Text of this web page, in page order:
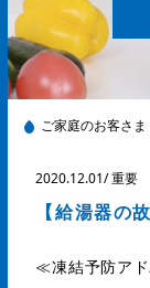
ご家庭のお客さま
2020.12.01/重要
【給湯器の
≪凍結予防ア